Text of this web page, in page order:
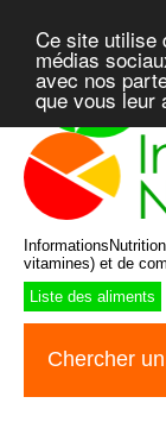
Ce site utilise
médias
avec nos
que vous
vitamines) et de
Liste des aliments
Chercher